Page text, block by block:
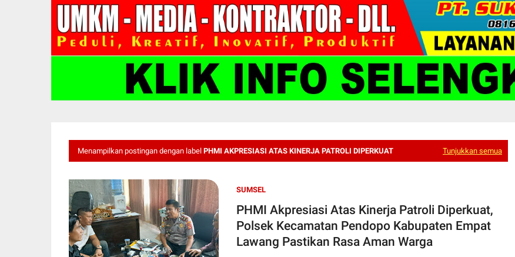
Menampilkan postingan dengan label PHMI AKPRESIASI ATAS KINERJA PATROLI DIPERKUAT Tunjukkan semua
SUMSEL
PHMI Akpresiasi Atas Kinerja Patroli Diperkuat,
Polsek Kecamatan Pendopo Kabupaten Empat
Lawang Pastikan Rasa Aman Warga